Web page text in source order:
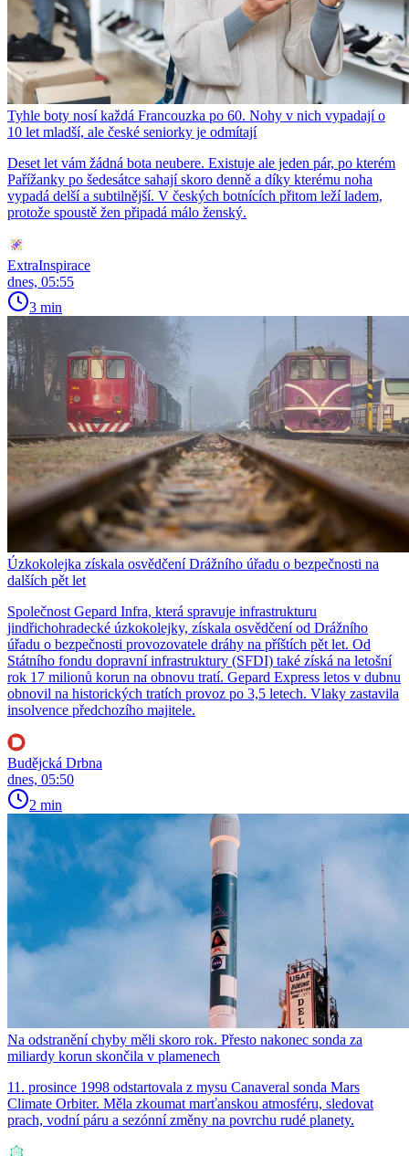
Tyhle boty nosí každá Francouzka po 60. Nohy v nich vypadají o
10 let mladší, ale české seniorky je odmítají
Deset let vám žádná bota neubere. Existuje ale jeden pár, po kterém
Pařížanky po šedesátce sahají skoro denně a díky kterému noha
vypadá delší a subtilnější. V českých botnících přitom leží ladem,
protože spoustě žen připadá málo ženský.
ExtraInspirace
dnes, 05:55
3 min
Úzkokolejka získala osvědčení Drážního úřadu o bezpečnosti na
dalších pět let
Společnost Gepard Infra, která spravuje infrastrukturu
jindřichohradecké úzkokolejky, získala osvědčení od Drážního
úřadu o bezpečnosti provozovatele dráhy na příštích pět let. Od
Státního fondu dopravní infrastruktury (SFDI) také získá na letošní
rok 17 milionů korun na obnovu tratí. Gepard Express letos v dubnu
obnovil na historických tratích provoz po 3,5 letech. Vlaky zastavila
insolvence předchozího majitele.
Budějcká Drbna
dnes, 05:50
2 min
Na odstranění chyby měli skoro rok. Přesto nakonec sonda za
miliardy korun skončila v plamenech
11. prosince 1998 odstartovala z mysu Canaveral sonda Mars
Climate Orbiter. Měla zkoumat marťanskou atmosféru, sledovat
prach, vodní páru a sezónní změny na povrchu rudé planety.